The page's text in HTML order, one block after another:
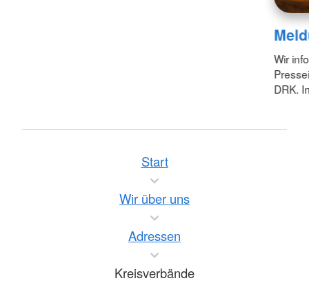
Wir
DRK.
Start
Wir über uns
Adressen
Kreisverbände